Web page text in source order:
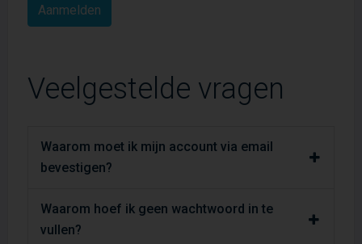
Veelgestelde vragen
Waarom moet ik mijn account via email
bevestigen?
Waarom hoef ik geen wachtwoord in te
vullen?